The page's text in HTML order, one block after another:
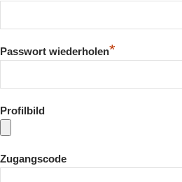
Passwort wiederholen*
Profilbild
Zugangscode